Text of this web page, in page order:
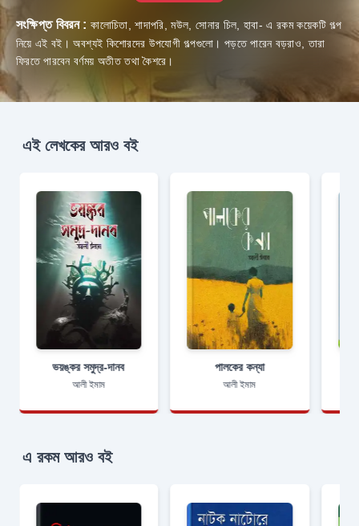
সংক্ষিপ্ত বিবরন : কালোচিতা, শাদাপরি, মউল, সোনার চিল, হাবা- এ রকম কয়েকটি গল্প
নিয়ে এই বই। অবশ্যই কিশোরদের উপযোগী গল্পগুলো। পড়তে পারেন বড়রাও, তারা
ফিরতে পারবেন বর্ণময় অতীত তথা কৈশরে।
এই লেখকের আরও বই
ভয়ঙ্কর সমুদ্র-দানব
আলী ইমাম
পালকের কন্যা
আলী ইমাম
এ রকম আরও বই